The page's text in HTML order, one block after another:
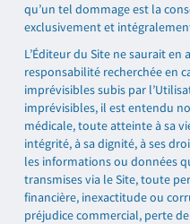
qu’un tel dommage est la
exclusivement et
L’Éditeur du Site ne saurait
responsabilité recherchée en
imprévisibles subis par
imprévisibles, il est entendu
médicale, toute atteinte à sa
intégrité, à sa dignité, à ses
les informations ou données
transmises via le Site, toute
financière, inexactitude ou
préjudice commercial, perte